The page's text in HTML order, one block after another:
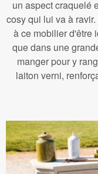
un aspect craquelé
cosy qui lui va à
à ce mobilier d'être
que dans une
manger pour y
laiton verni,